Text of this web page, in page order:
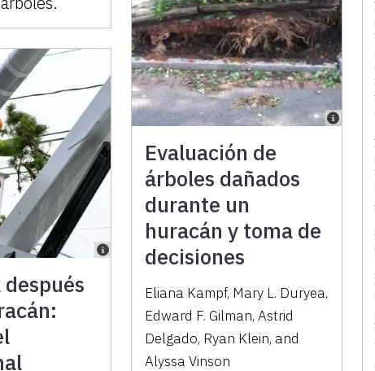
Evaluación de
árboles dañados
durante un
huracán y toma de
decisiones
Eliana Kampf, Mary L. Duryea,
Edward F. Gilman,Astrid
Delgado, Ryan Klein, and
Alyssa Vinson